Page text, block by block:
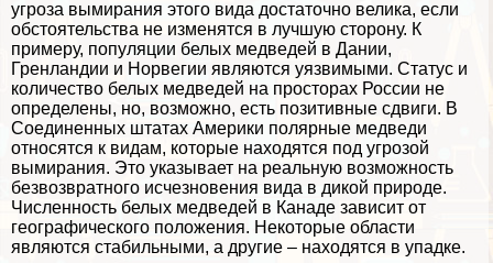
угроза вымирания этого вида достаточно велика, если
обстоятельства не изменятся в лучшую сторону. К
примеру, популяции белых медведей в Дании,
Гренландии и Норвегии являются уязвимыми. Статус и
количество белых медведей на просторах России не
определены, но, возможно, есть позитивные сдвиги. В
Соединенных штатах Америки полярные медведи
относятся к видам, которые находятся под угрозой
вымирания. Это указывает на реальную возможность
безвозвратного исчезновения вида в дикой природе.
Численность белых медведей в Канаде зависит от
географического положения. Некоторые области
являются стабильными, а другие – находятся в упадке.